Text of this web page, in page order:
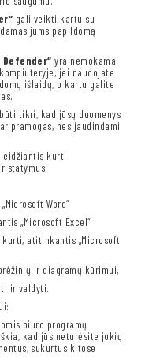
gali veikti kartu su
jums papildomą
yra nemokama
jei naudojate
išlaidų, o kartu galite
tikri, kad jūsų duomenys
pramogas, nesijaudindami
kurti
Word“
„Microsoft Excel“
atitinkantis „Microsoft
ir diagramų kūrimui,
ir valdyti.
biuro programų
kad jūs neturėsite jokių
sukurtus kitose